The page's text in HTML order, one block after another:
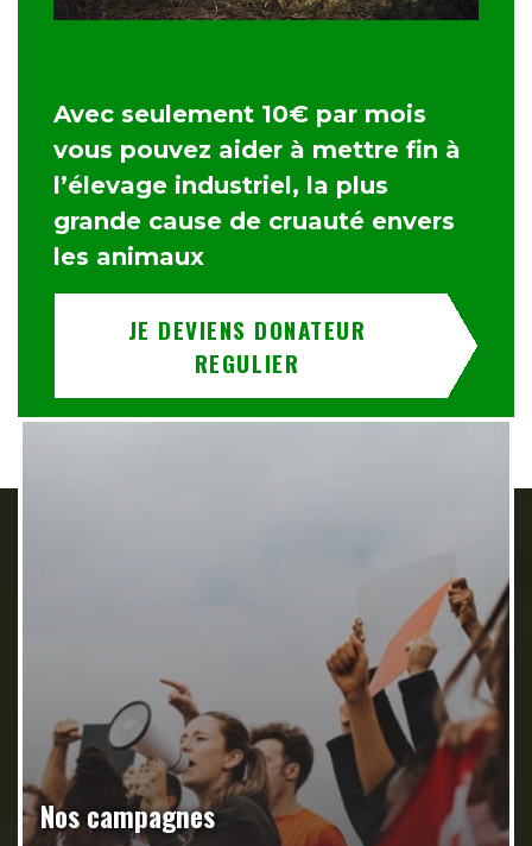
Avec seulement 10€ par mois
vous pouvez aider à mettre fin à
l’élevage industriel, la plus
grande cause de cruauté envers
les animaux
JE DEVIENS DONATEUR
REGULIER
Nos campagnes